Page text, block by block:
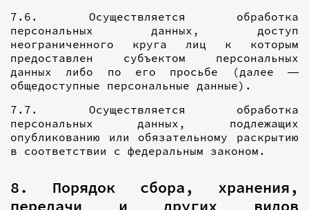
7.6. Осуществляется обработка
персональных данных, доступ
неограниченного круга лиц к которым
предоставлен субъектом персональных
данных либо по его просьбе (далее —
общедоступные персональные данные).
7.7. Осуществляется обработка
персональных данных, подлежащих
опубликованию или обязательному раскрытию
в соответствии с федеральным законом.
8. Порядок сбора, хранения,
передачи и других видов